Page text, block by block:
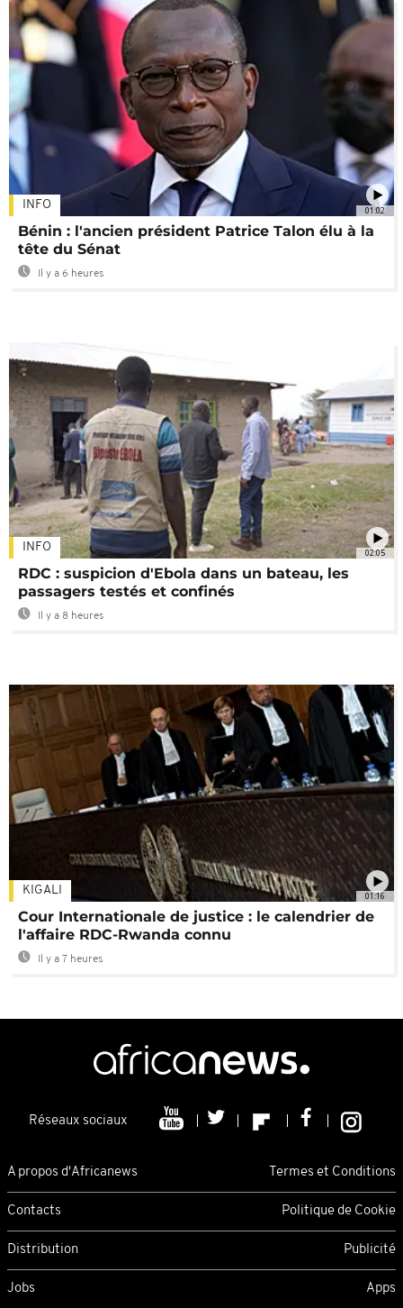
01:02
INFO
Bénin : l'ancien président Patrice Talon élu à la
tête du Sénat
Il y a 6 heures
02:05
INFO
RDC : suspicion d'Ebola dans un bateau, les
passagers testés et confinés
Il y a 8 heures
01:16
KIGALI
Cour Internationale de justice : le calendrier de
l'affaire RDC-Rwanda connu
Il y a 7 heures
Réseaux sociaux
A propos d'Africanews Termes et Conditions
Contacts Politique de Cookie
Distribution Publicité
Jobs Apps